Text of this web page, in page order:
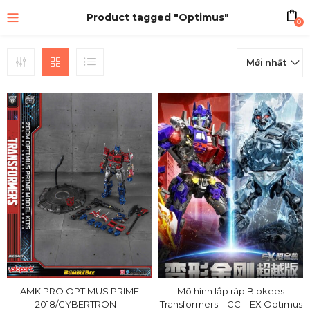
Product tagged "Optimus" 0
Mới nhất
AMK PRO OPTIMUS PRIME
2018/CYBERTRON –
Mô hình lắp ráp Blokees
Transformers – CC – EX Optimus